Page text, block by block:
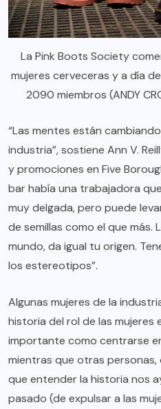
La Pink Boots Society
mujeres cerveceras y a día
2090 miembros (ANDY
“Las mentes están
industria”, sostiene Ann V.
y promociones en Five
bar había una trabajadora
muy delgada, pero puede
de semillas como el que más.
mundo, da igual tu origen.
los estereotipos”.
Algunas mujeres de la
historia del rol de las mujeres
importante como centrarse
mientras que otras personas,
que entender la historia nos
pasado (de expulsar a las